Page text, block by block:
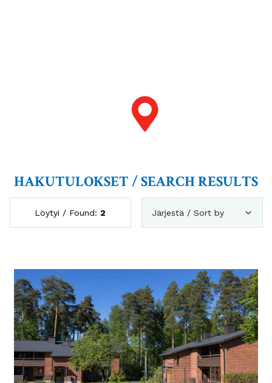
HAKUTULOKSET / SEARCH RESULTS
Löytyi / Found: 2 Järjestä / Sort by